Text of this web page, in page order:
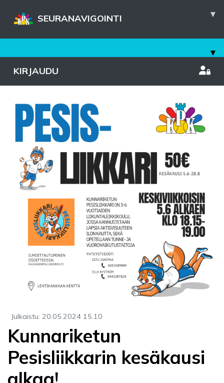
SEURANAVIGOINTI ▾
▾
KIRJAUDU
Julkaistu: 20.05.2024 15.10
Kunnariketun
Pesisliikkarin kesäkausi